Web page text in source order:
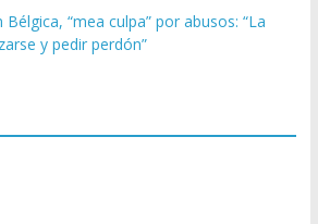
Bélgica, “mea culpa” por abusos: “La
y pedir perdón”